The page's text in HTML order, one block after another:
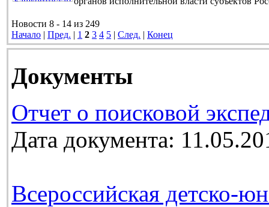
Новости 8 - 14 из 249
Начало | Пред. | 1 2 3 4 5 | След. | Конец
Документы
Отчет о поисковой
Дата документа:
Всероссийская детско-